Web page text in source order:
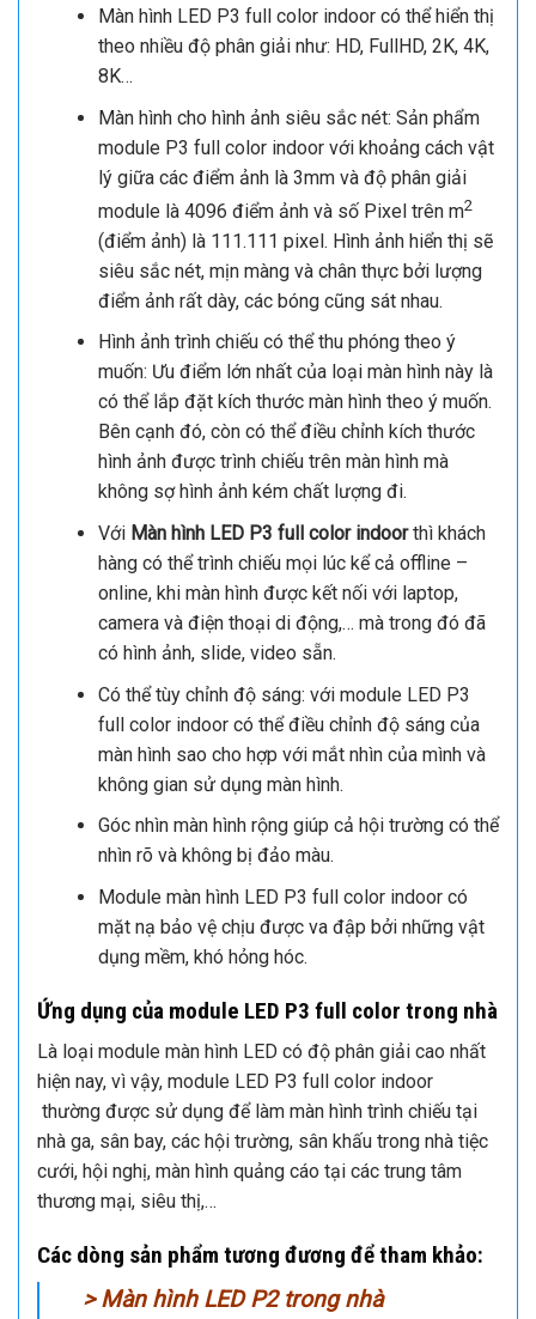
Màn hình LED P3 full color indoor có thể hiển thị
theo nhiều độ phân giải như: HD, FullHD, 2K, 4K,
8K…
Màn hình cho hình ảnh siêu sắc nét: Sản phẩm
module P3 full color indoor với khoảng cách vật
lý giữa các điểm ảnh là 3mm và độ phân giải
module là 4096 điểm ảnh và số Pixel trên m2
(điểm ảnh) là 111.111 pixel. Hình ảnh hiển thị sẽ
siêu sắc nét, mịn màng và chân thực bởi lượng
điểm ảnh rất dày, các bóng cũng sát nhau.
Hình ảnh trình chiếu có thể thu phóng theo ý
muốn: Ưu điểm lớn nhất của loại màn hình này là
có thể lắp đặt kích thước màn hình theo ý muốn.
Bên cạnh đó, còn có thể điều chỉnh kích thước
hình ảnh được trình chiếu trên màn hình mà
không sợ hình ảnh kém chất lượng đi.
Với Màn hình LED P3 full color indoorthì khách
hàng có thể trình chiếu mọi lúc kể cả offline –
online, khi màn hình được kết nối với laptop,
camera và điện thoại di động,… mà trong đó đã
có hình ảnh, slide, video sẵn.
Có thể tùy chỉnh độ sáng: với module LED P3
full color indoor có thể điều chỉnh độ sáng của
màn hình sao cho hợp với mắt nhìn của mình và
không gian sử dụng màn hình.
Góc nhìn màn hình rộng giúp cả hội trường có thể
nhìn rõ và không bị đảo màu.
Module màn hình LED P3 full color indoor có
mặt nạ bảo vệ chịu được va đập bởi những vật
dụng mềm, khó hỏng hóc.
Ứng dụng của module LED P3 full color trong nhà
Là loại module màn hình LED có độ phân giải cao nhất
hiện nay, vì vậy, module LED P3 full color indoor
thường được sử dụng để làm màn hình trình chiếu tại
nhà ga, sân bay, các hội trường, sân khấu trong nhà tiệc
cưới, hội nghị, màn hình quảng cáo tại các trung tâm
thương mại, siêu thị,…
Các dòng sản phẩm tương đương để tham khảo:
>Màn hình LED P2 trong nhà